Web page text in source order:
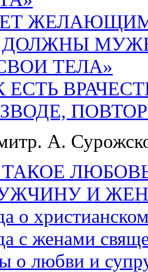
ЖЕЛАЮЩИМ
ДОЛЖНЫ
ТЕЛА»
ЕСТЬ
А.
ТАКОЕ
И
о
с женами
о любви и